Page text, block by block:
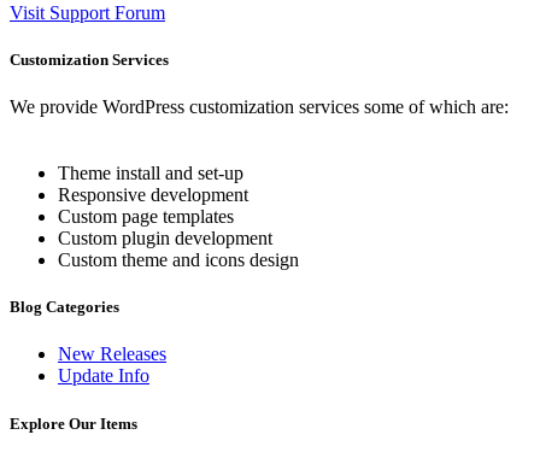
Visit Support Forum
Customization Services
We provide WordPress customization services some of which are:
Theme install and set-up
Responsive development
Custom page templates
Custom plugin development
Custom theme and icons design
Blog Categories
New Releases
Update Info
Explore Our Items